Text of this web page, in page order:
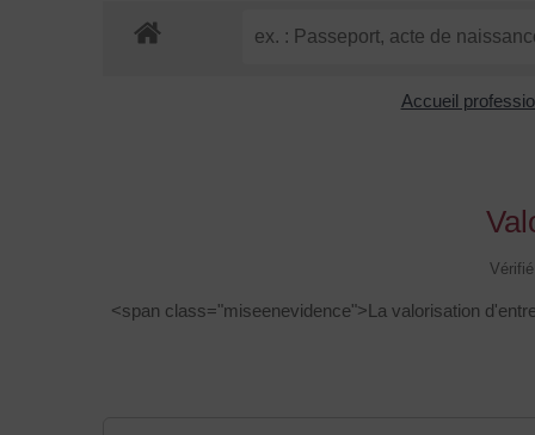
Accueil
<span class="miseenevidence">La valorisation